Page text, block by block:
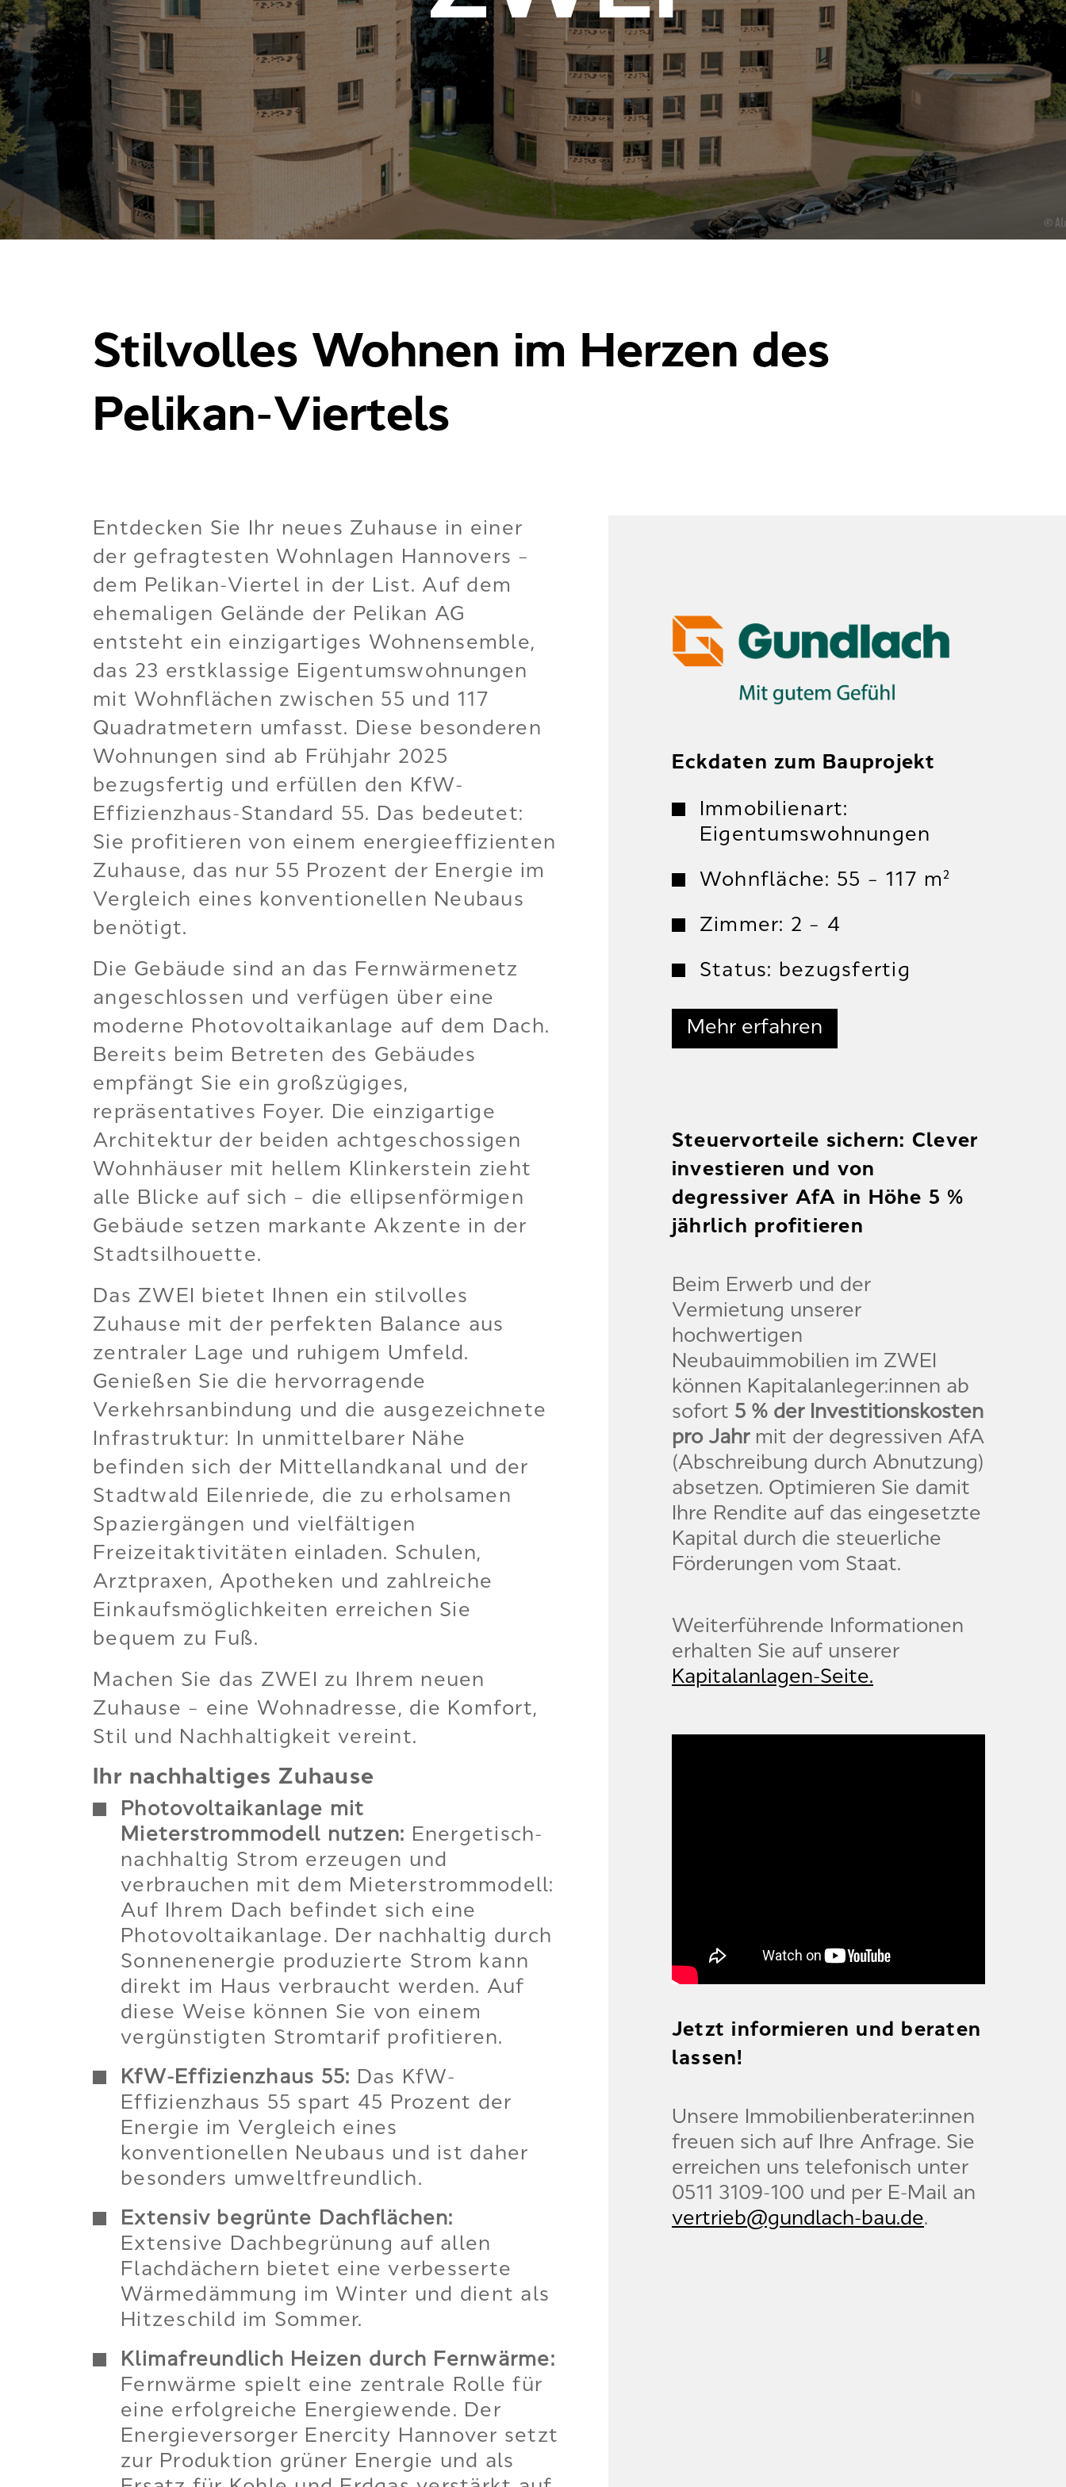
Stilvolles Wohnen im Herzen des
Pelikan-Viertels
Entdecken Sie Ihr neues Zuhause in einer
der gefragtesten Wohnlagen Hannovers –
dem Pelikan-Viertel in der List. Auf dem
ehemaligen Gelände der Pelikan AG
entsteht ein einzigartiges Wohnensemble,
das 23 erstklassige Eigentumswohnungen
mit Wohnflächen zwischen 55 und 117
Quadratmetern umfasst. Diese besonderen
Wohnungen sind ab Frühjahr 2025
bezugsfertig und erfüllen den KfW-
Effizienzhaus-Standard 55. Das bedeutet:
Sie profitieren von einem energieeffizienten
Zuhause, das nur 55 Prozent der Energie im
Vergleich eines konventionellen Neubaus
benötigt.
Die Gebäude sind an das Fernwärmenetz
angeschlossen und verfügen über eine
moderne Photovoltaikanlage auf dem Dach.
Bereits beim Betreten des Gebäudes
empfängt Sie ein großzügiges,
repräsentatives Foyer. Die einzigartige
Architektur der beiden achtgeschossigen
Wohnhäuser mit hellem Klinkerstein zieht
alle Blicke auf sich – die ellipsenförmigen
Gebäude setzen markante Akzente in der
Stadtsilhouette.
Das ZWEI bietet Ihnen ein stilvolles
Zuhause mit der perfekten Balance aus
zentraler Lage und ruhigem Umfeld.
Genießen Sie die hervorragende
Verkehrsanbindung und die ausgezeichnete
Infrastruktur: In unmittelbarer Nähe
befinden sich der Mittellandkanal und der
Stadtwald Eilenriede, die zu erholsamen
Spaziergängen und vielfältigen
Freizeitaktivitäten einladen. Schulen,
Arztpraxen, Apotheken und zahlreiche
Einkaufsmöglichkeiten erreichen Sie
bequem zu Fuß.
Machen Sie das ZWEI zu Ihrem neuen
Zuhause – eine Wohnadresse, die Komfort,
Stil und Nachhaltigkeit vereint.
Ihr nachhaltiges Zuhause
Photovoltaikanlage mit
Mieterstrommodell nutzen: Energetisch-
nachhaltig Strom erzeugen und
verbrauchen mit dem Mieterstrommodell:
Auf Ihrem Dach befindet sich eine
Photovoltaikanlage. Der nachhaltig durch
Sonnenenergie produzierte Strom kann
direkt im Haus verbraucht werden. Auf
diese Weise können Sie von einem
vergünstigten Stromtarif profitieren.
KfW-Effizienzhaus 55: Das KfW-
Effizienzhaus 55 spart 45 Prozent der
Energie im Vergleich eines
konventionellen Neubaus und ist daher
besonders umweltfreundlich.
Extensiv begrünte Dachflächen:
Extensive Dachbegrünung auf allen
Flachdächern bietet eine verbesserte
Wärmedämmung im Winter und dient als
Hitzeschild im Sommer.
Klimafreundlich Heizen durch Fernwärme:
Fernwärme spielt eine zentrale Rolle für
eine erfolgreiche Energiewende. Der
Energieversorger Enercity Hannover setzt
zur Produktion grüner Energie und als
Eckdaten zum Bauprojekt
Immobilienart:
Eigentumswohnungen
Wohnfläche: 55 – 117 m²
Zimmer: 2 – 4
Status: bezugsfertig
Mehr erfahren
Steuervorteile sichern: Clever
investieren und von
degressiver AfA in Höhe 5 %
jährlich profitieren
Beim Erwerb und der
Vermietung unserer
hochwertigen
Neubauimmobilien im ZWEI
können Kapitalanleger:innen ab
sofort 5 % der Investitionskosten
pro Jahrmit der degressiven AfA
(Abschreibung durch Abnutzung)
absetzen. Optimieren Sie damit
Ihre Rendite auf das eingesetzte
Kapital durch die steuerliche
Förderungen vom Staat.
Weiterführende Informationen
erhalten Sie auf unserer
Kapitalanlagen-Seite.
Jetzt informieren und beraten
lassen!
Unsere Immobilienberater:innen
freuen sich auf Ihre Anfrage. Sie
erreichen uns telefonisch unter
0511 3109-100 und per E-Mail an
vertrieb@gundlach-bau.de.